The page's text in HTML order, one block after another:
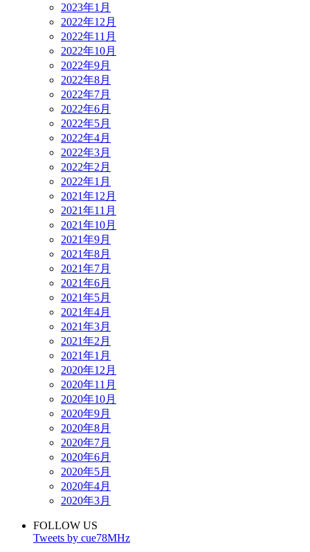
2023年1月
2022年12月
2022年11月
2022年10月
2022年9月
2022年8月
2022年7月
2022年6月
2022年5月
2022年4月
2022年3月
2022年2月
2022年1月
2021年12月
2021年11月
2021年10月
2021年9月
2021年8月
2021年7月
2021年6月
2021年5月
2021年4月
2021年3月
2021年2月
2021年1月
2020年12月
2020年11月
2020年10月
2020年9月
2020年8月
2020年7月
2020年6月
2020年5月
2020年4月
2020年3月
FOLLOW US
Tweets by cue78MHz